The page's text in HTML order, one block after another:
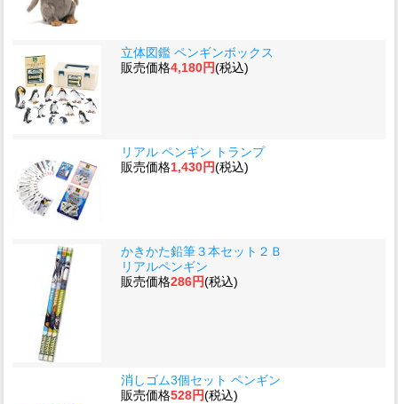
立体図鑑 ペンギンボックス
販売価格4,180円(税込)
リアル ペンギン トランプ
販売価格1,430円(税込)
かきかた鉛筆３本セット２Ｂ
リアルペンギン
販売価格286円(税込)
消しゴム3個セット ペンギン
販売価格528円(税込)